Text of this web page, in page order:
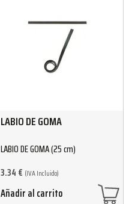
LABIO DE GOMA
LABIO DE GOMA (25 cm)
3.34 € (IVA Incluido)
Añadir al carrito